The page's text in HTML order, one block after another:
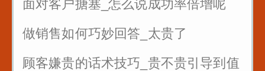
面对客户搪塞_怎么说成功率倍增呢
做销售如何巧妙回答_太贵了
顾客嫌贵的话术技巧_贵不贵引导到值